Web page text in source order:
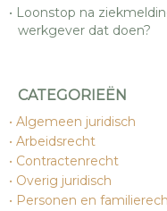
Loonstop na
werkgever dat doen?
CATEGORIEËN
Algemeen juridisch
Arbeidsrecht
Contractenrecht
Overig juridisch
Personen en